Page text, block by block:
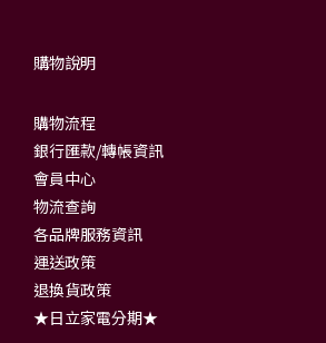
購物說明
購物流程
銀行匯款/轉帳資訊
會員中心
物流查詢
各品牌服務資訊
運送政策
退換貨政策
★日立家電分期★